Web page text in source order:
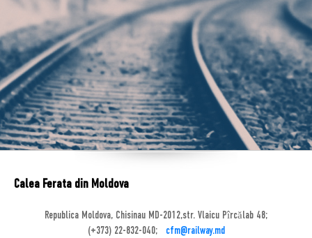
Calea Ferata din Moldova
Republica Moldova, Chisinau MD-2012,str. Vlaicu Pîrcălab 48;
(+373) 22-832-040;
cfm@railway.md